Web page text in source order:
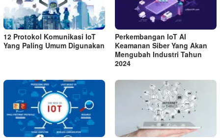
12 Protokol Komunikasi IoT
Yang Paling Umum Digunakan
Perkembangan IoT AI
Keamanan Siber Yang Akan
Mengubah Industri Tahun
2024